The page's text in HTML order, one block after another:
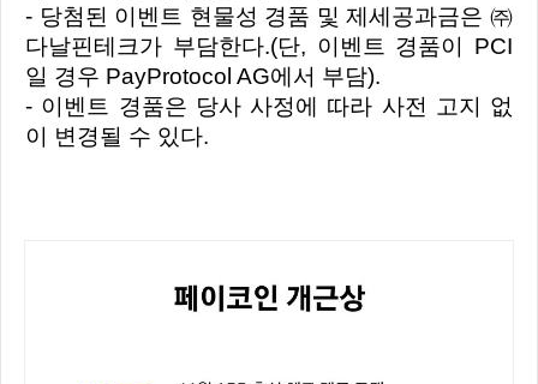
- 당첨된 이벤트 현물성 경품 및 제세공과금은 ㈜
다날핀테크가 부담한다.(단, 이벤트 경품이 PCI
일 경우 PayProtocol AG에서 부담).
- 이벤트 경품은 당사 사정에 따라 사전 고지 없
이 변경될 수 있다.